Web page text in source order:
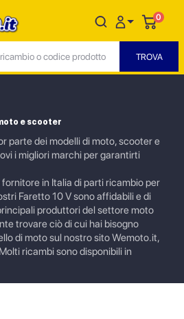
0
e scooter
parte dei modelli di moto, scooter e
i migliori marchi per garantirti
in Italia di parti ricambio per
Faretto 10 V sono affidabili e di
produttori del settore moto
trovare ciò di cui hai bisogno
di moto sul nostro sito Wemoto.it,
ricambi sono disponibili in